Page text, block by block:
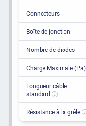
Connecteurs
Boîte de jonction
Nombre de diodes
Charge Maximale (Pa)
Longueur câble
standard
Résistance à la grêle